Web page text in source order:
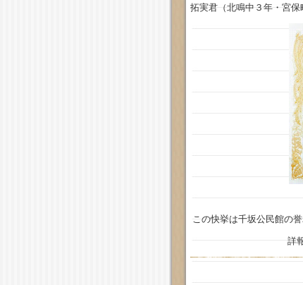
拓実君（北鳴中３年・宮保
この快挙は千坂公民館の
詳